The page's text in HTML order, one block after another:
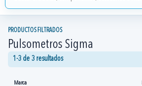
PRODUCTOS FILTRADOS
Pulsometros Sigma
1-3 de 3 resultados
Marca